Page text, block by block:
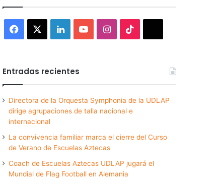
Facebook LinkedInYouTubeInstagram
Entradas recientes
Directora de la Orquesta Symphonia de la UDLAP
dirige agrupaciones de talla nacional e
internacional
La convivencia familiar marca el cierre del Curso
de Verano de Escuelas Aztecas
Coach de Escuelas Aztecas UDLAP jugará el
Mundial de Flag Football en Alemania